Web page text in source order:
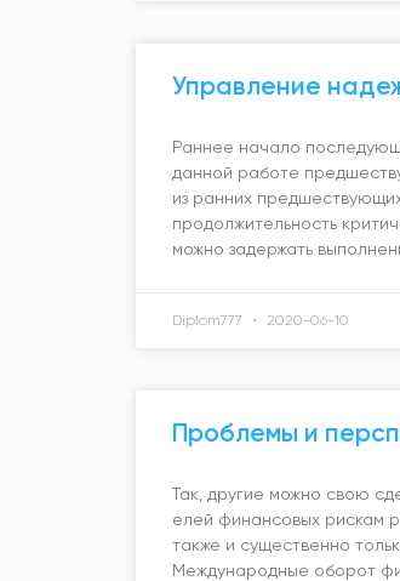
Управление
Раннее начало
данной работе
из ранних
продолжительность
можно задержать
Diplom777 2020-06-10
Проблемы и
Так, другие можно свою
елей финансовых рискам
также и существенно
Международные оборот